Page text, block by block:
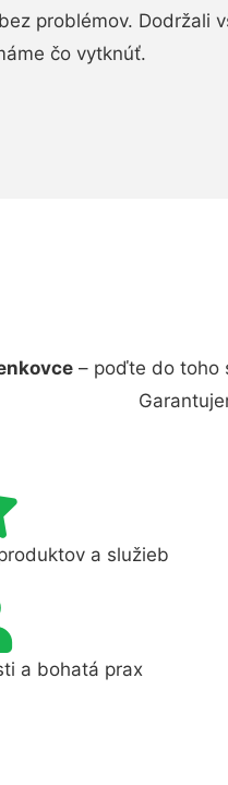
problémov. Dodržali
čo vytknúť.
– poďte do toho
a služieb
a bohatá prax